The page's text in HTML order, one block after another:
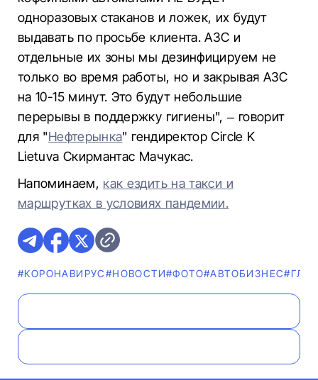
одноразовых стаканов и ложек, их будут
выдавать по просьбе клиента. АЗС и
отдельные их зоны мы дезинфицируем не
только во время работы, но и закрывая АЗС
на 10-15 минут. Это будут небольшие
перерывы в поддержку гигиены", – говорит
для "Нефтерынка" гендиректор Circle K
Lietuva Скирмантас Мачукас.
Напоминаем, как ездить на такси и
маршрутках в условиях пандемии.
#КОРОНАВИРУС#НОВОСТИ#ФОТО#AВТОБИЗНЕС